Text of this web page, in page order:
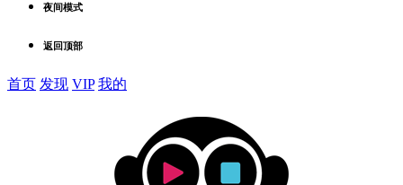
夜间模式
返回顶部
首页 发现 VIP 我的